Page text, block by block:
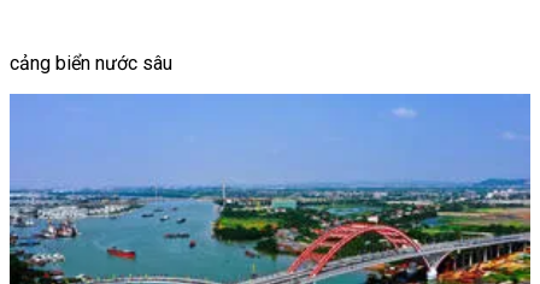
cảng biển nước sâu